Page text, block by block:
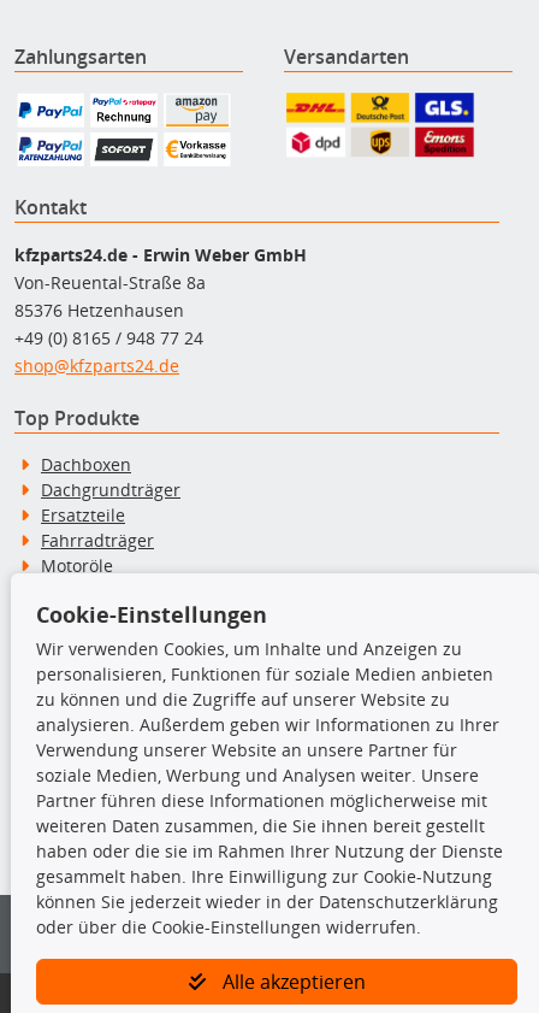
Zahlungsarten Versandarten
Kontakt
kfzparts24.de - Erwin Weber GmbH
Von-Reuental-Straße 8a
85376 Hetzenhausen
+49 (0) 8165 / 948 77 24
shop@kfzparts24.de
Top Produkte
Dachboxen
Dachgrundträger
Ersatzteile
Fahrradträger
Motoröle
Schneeketten
TecDoc Inside
Die hier angezeigten Daten insbesondere die gesamte Datenbank dürfen
nicht kopiert werden.
Es ist zu unterlassen, die Daten oder die gesamte Datenbank ohne
vorherige Zustimmung von TecDoc zu vervielfältigen, zu verbreiten
und/oder diese Handlungen durch Dritte ausführen zu lassen. Ein
Bitte prüfen Sie, ob das über unseren Onlineshop identifizierte Ersatzteil
Cookie-Einstellungen
Wir verwenden Cookies, um Inhalte und Anzeigen zu
personalisieren, Funktionen für soziale Medien anbieten
zu können und die Zugriffe auf unserer Website zu
analysieren. Außerdem geben wir Informationen zu Ihrer
Verwendung unserer Website an unsere Partner für
soziale Medien, Werbung und Analysen weiter. Unsere
Partner führen diese Informationen möglicherweise mit
weiteren Daten zusammen, die Sie ihnen bereit gestellt
haben oder die sie im Rahmen Ihrer Nutzung der Dienste
gesammelt haben. Ihre Einwilligung zur Cookie-Nutzung
können Sie jederzeit wieder in der Datenschutzerklärung
oder über die Cookie-Einstellungen widerrufen.
Alle akzeptieren